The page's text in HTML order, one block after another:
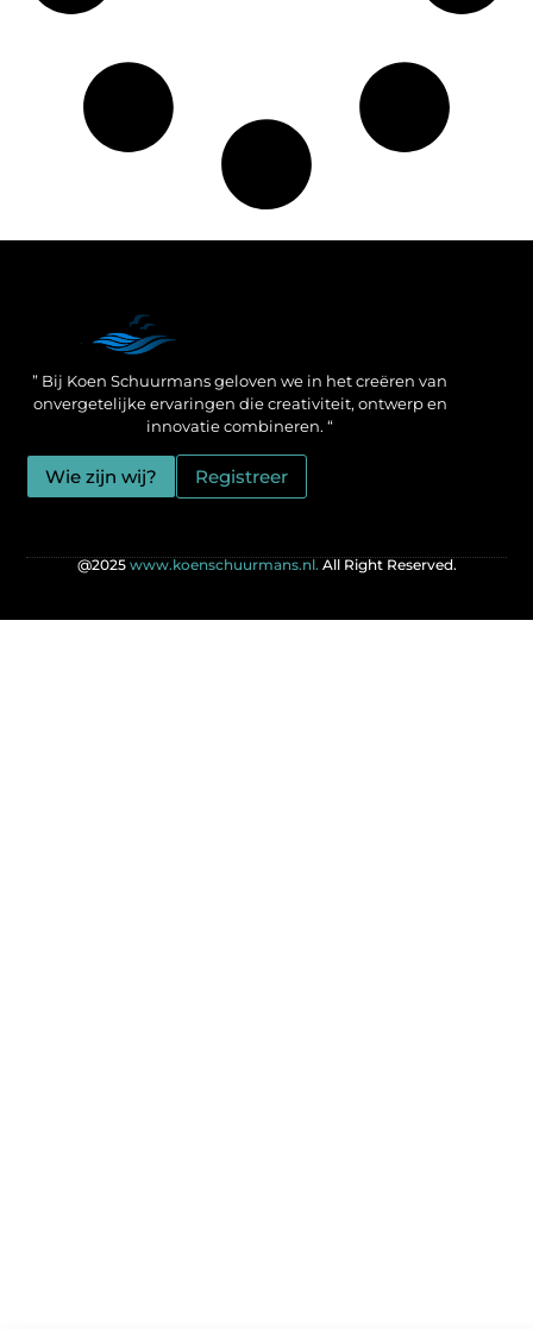
” Bij Koen Schuurmans geloven we in het creëren van
onvergetelijke ervaringen die creativiteit, ontwerp en
innovatie combineren. “
Wie zijn wij? Registreer
@2025www.koenschuurmans.nl.All Right Reserved.